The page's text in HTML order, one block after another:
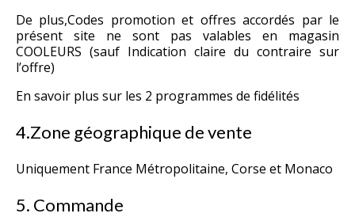
De plus,Codes promotion et offres accordés par le
présent site ne sont pas valables en magasin
COOLEURS (sauf Indication claire du contraire sur
l’offre)
En savoir plus sur les 2 programmes de fidélités
4.Zone géographique de vente
Uniquement France Métropolitaine, Corse et Monaco
5. Commande